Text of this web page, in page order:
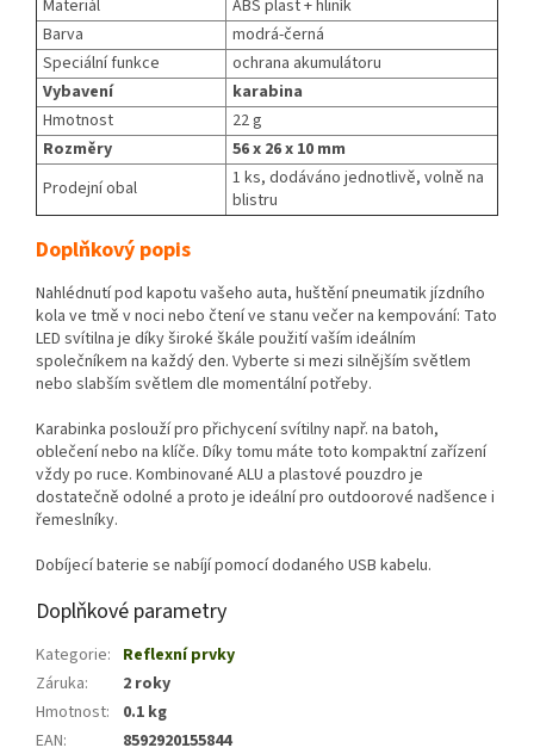
Materiál
ABS plast + hliník
Barva
modrá-černá
Speciální funkce
ochrana akumulátoru
Vybavení
karabina
Hmotnost
22 g
Rozměry
56 x 26 x 10 mm
Prodejní obal
1 ks, dodáváno jednotlivě, volně na
blistru
Doplňkový popis
Nahlédnutí pod kapotu vašeho auta, huštění pneumatik jízdního
kola ve tmě v noci nebo čtení ve stanu večer na kempování: Tato
LED svítilna je díky široké škále použití vaším ideálním
společníkem na každý den. Vyberte si mezi silnějším světlem
nebo slabším světlem dle momentální potřeby.
Karabinka poslouží pro přichycení svítilny např. na batoh,
oblečení nebo na klíče. Díky tomu máte toto kompaktní zařízení
vždy po ruce. Kombinované ALU a plastové pouzdro je
dostatečně odolné a proto je ideální pro outdoorové nadšence i
řemeslníky.
Dobíjecí baterie se nabíjí pomocí dodaného USB kabelu.
Doplňkové parametry
Kategorie: Reflexní prvky
Záruka:
2 roky
Hmotnost:
0.1 kg
EAN: 8592920155844